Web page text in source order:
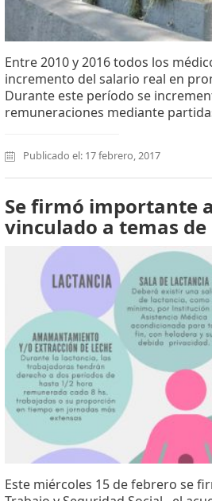
Entre 2010 y 2016 todos los
incremento del salario real en
Durante este período se
remuneraciones mediante
Publicado el: 17 febrero, 2017
Se firmó importante
vinculado a temas
Este miércoles 15 de febrero se